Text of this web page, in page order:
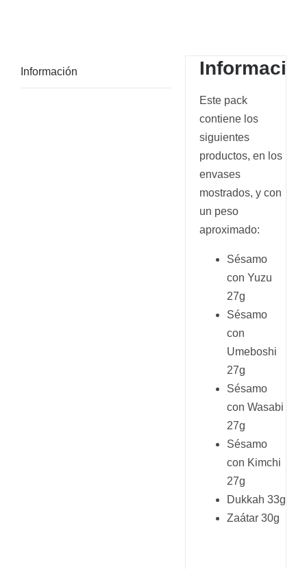
Información
Este pack
contiene los
siguientes
productos, en los
envases
mostrados, y con
un peso
aproximado:
Sésamo
con Yuzu
27g
Sésamo
con
Umeboshi
27g
Sésamo
con Wasabi
27g
Sésamo
con Kimchi
27g
Dukkah 33g
Zaátar 30g